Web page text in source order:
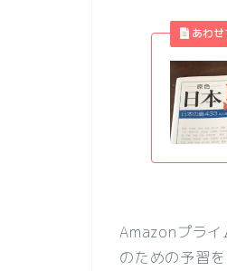
Amazonプラ
のための予習